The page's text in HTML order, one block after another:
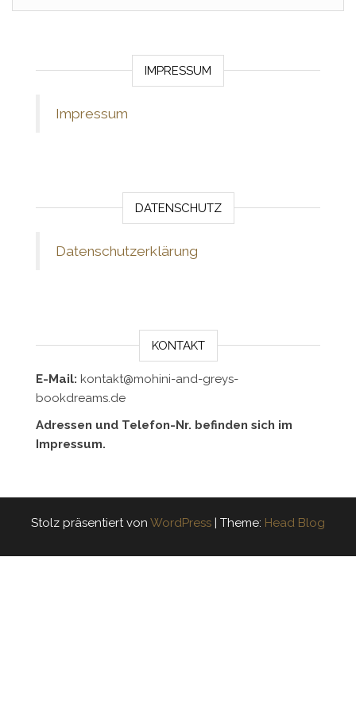
IMPRESSUM
Impressum
DATENSCHUTZ
Datenschutzerklärung
KONTAKT
E-Mail: kontakt@mohini-and-greys-
bookdreams.de
Adressen und Telefon-Nr. befinden sich im
Impressum.
Stolz präsentiert von WordPress | Theme: Head Blog